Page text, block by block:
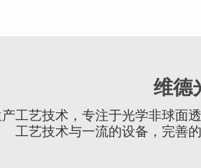
维德
工艺技术，专注于光学非球面
工艺技术与一流的设备，完善